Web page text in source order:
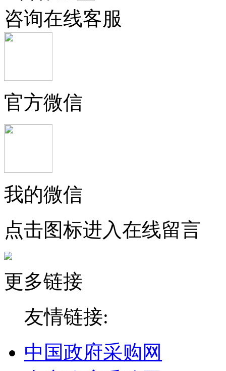
咨询在线客服
官方微信
我的微信
点击图标进入在线留言
更多链接
友情链接:
中国政府采购网